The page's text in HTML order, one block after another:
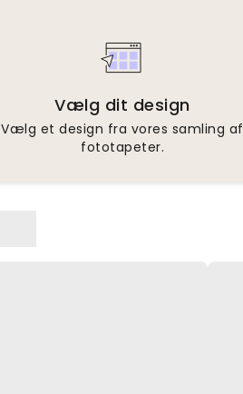
Vælg dit design
Vælg et design fra vores samling af
fototapeter.